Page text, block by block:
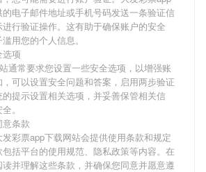
电子邮件地址或手机号码发送一条验证信
行验证操作。这有助于确保账户的安全
用您的个人信息。
选项
通常要求您设置一些安全选项，以增强账
可以设置安全问题和答案，启用两步验证
提示设置相关选项，并妥善保管相关信
。
条款
发彩票app下载网站会提供使用条款和规定
括平台的使用规范、隐私政策等内容。在
并理解这些条款，并确保您同意并愿意遵